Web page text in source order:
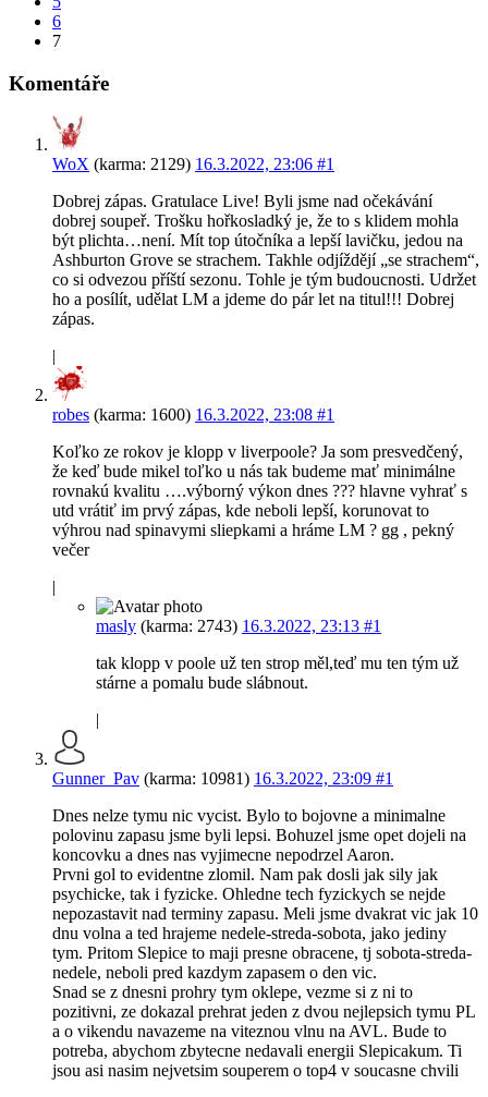
6
7
Komentáře
WoX (karma: 2129) 16.3.2022, 23:06 #1
Dobrej zápas. Gratulace Live! Byli jsme nad očekávání
dobrej soupeř. Trošku hořkosladký je, že to s klidem mohla
být plichta…není. Mít top útočníka a lepší lavičku, jedou na
Ashburton Grove se strachem. Takhle odjíždějí „se strachem“,
co si odvezou příští sezonu. Tohle je tým budoucnosti. Udržet
ho a posílít, udělat LM a jdeme do pár let na titul!!! Dobrej
zápas.
|
robes (karma: 1600) 16.3.2022, 23:08 #1
Koľko ze rokov je klopp v liverpoole? Ja som presvedčený,
že keď bude mikel toľko u nás tak budeme mať minimálne
rovnakú kvalitu ….výborný výkon dnes ??? hlavne vyhrať s
utd vrátiť im prvý zápas, kde neboli lepší, korunovat to
výhrou nad spinavymi sliepkami a hráme LM ? gg , pekný
večer
|
masly (karma: 2743) 16.3.2022, 23:13 #1
tak klopp v poole už ten strop měl,teď mu ten tým už
stárne a pomalu bude slábnout.
|
Gunner_Pav (karma: 10981) 16.3.2022, 23:09 #1
Dnes nelze tymu nic vycist. Bylo to bojovne a minimalne
polovinu zapasu jsme byli lepsi. Bohuzel jsme opet dojeli na
koncovku a dnes nas vyjimecne nepodrzel Aaron.
Prvni gol to evidentne zlomil. Nam pak dosli jak sily jak
psychicke, tak i fyzicke. Ohledne tech fyzickych se nejde
nepozastavit nad terminy zapasu. Meli jsme dvakrat vic jak 10
dnu volna a ted hrajeme nedele-streda-sobota, jako jediny
tym. Pritom Slepice to maji presne obracene, tj sobota-streda-
nedele, neboli pred kazdym zapasem o den vic.
Snad se z dnesni prohry tym oklepe, vezme si z ni to
pozitivni, ze dokazal prehrat jeden z dvou nejlepsich tymu PL
a o vikendu navazeme na viteznou vlnu na AVL. Bude to
potreba, abychom zbytecne nedavali energii Slepicakum. Ti
jsou asi nasim nejvetsim souperem o top4 v soucasne chvili